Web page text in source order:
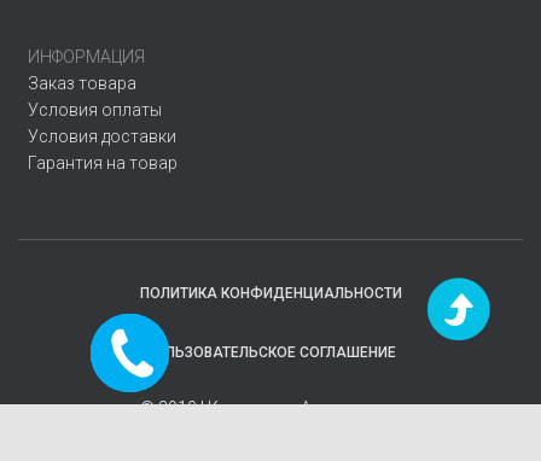
ИНФОРМАЦИЯ
Заказ товара
Условия оплаты
Условия доставки
Гарантия на товар
ПОЛИТИКА КОНФИДЕНЦИАЛЬНОСТИ
ПОЛЬЗОВАТЕЛЬСКОЕ СОГЛАШЕНИЕ
© 2019 | Компания«Аквавектор»
Заказать
звонок